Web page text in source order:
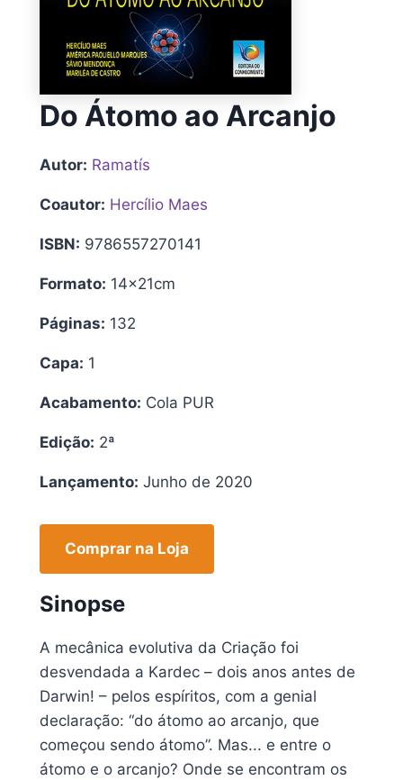
Do Átomo ao Arcanjo
Autor: Ramatís
Coautor: Hercílio Maes
ISBN: 9786557270141
Formato: 14x21cm
Páginas: 132
Capa: 1
Acabamento: Cola PUR
Edição: 2ª
Lançamento: Junho de 2020
Comprar na Loja
Sinopse
A mecânica evolutiva da Criação foi
desvendada a Kardec – dois anos antes de
Darwin! – pelos espíritos, com a genial
declaração: “do átomo ao arcanjo, que
começou sendo átomo”. Mas... e entre o
átomo e o arcanjo? Onde se encontram os